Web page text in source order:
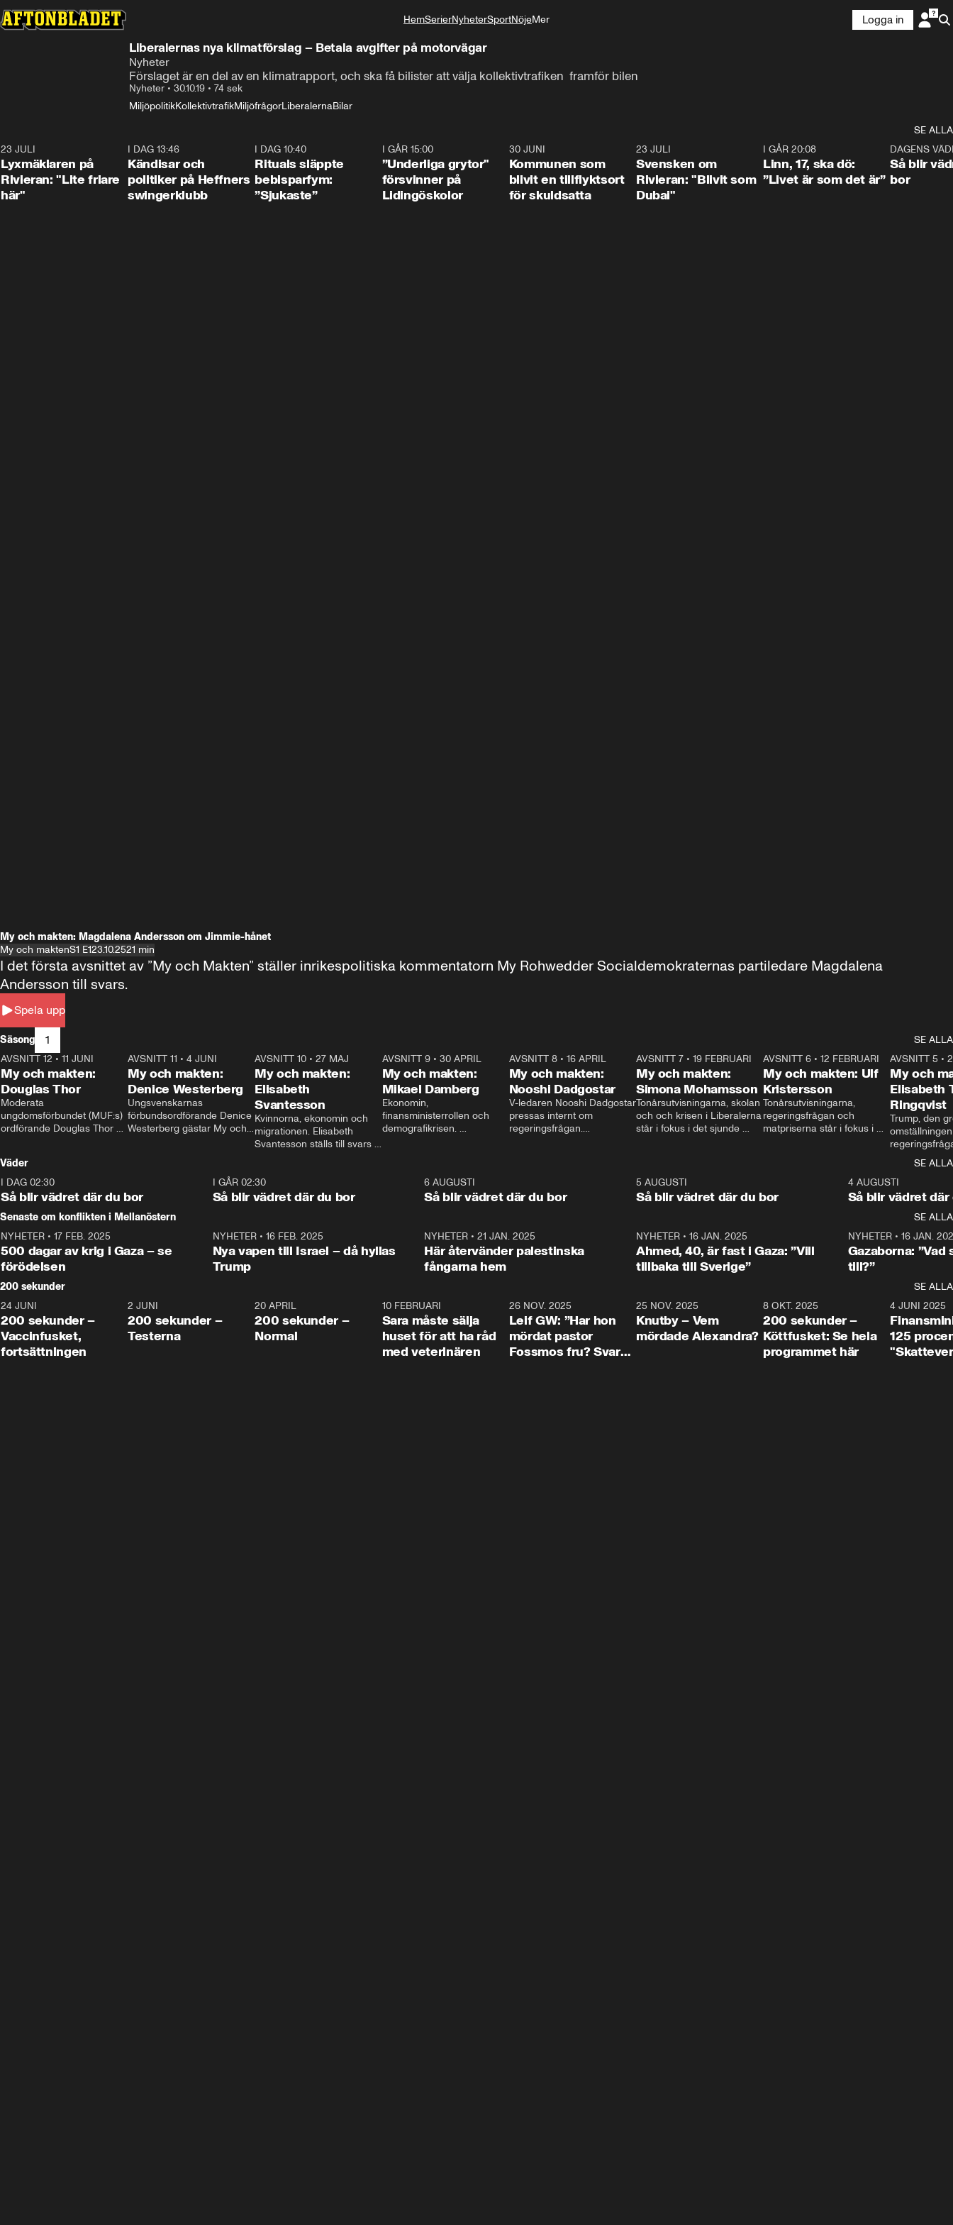
HemSerierNyheterSportNöjeMer
Logga in
Liberalernas nya klimatförslag – Betala avgifter på motorvägar
Nyheter
Förslaget är en del av en klimatrapport, och ska få bilister att välja kollektivtrafiken  framför bilen
Nyheter • 30.10.19 • 74 sek
MiljöpolitikKollektivtrafikMiljöfrågorLiberalernaBilar
SE ALLA
23 JULI
Lyxmäklaren på
Rivieran: "Lite friare
här"
I DAG 13:46
Kändisar och
politiker på Heffners
swingerklubb
I DAG 10:40
Rituals släppte
bebisparfym:
”Sjukaste”
I GÅR 15:00
”Underliga grytor"
försvinner på
Lidingöskolor
30 JUNI
Kommunen som
blivit en tillflyktsort
för skuldsatta
23 JULI
Svensken om
Rivieran: "Blivit som
Dubai"
I GÅR 20:08
Linn, 17, ska dö:
”Livet är som det är”
DAGENS
Så blir
bor
My och makten: Magdalena Andersson om Jimmie-hånet
My och maktenS1 E123.10.2521 min
Spela upp
I det första avsnittet av ”My och Makten” ställer inrikespolitiska kommentatorn My Rohwedder Socialdemokraternas partiledare Magdalena
Andersson till svars.
Säsong 1
SE ALLA
26:27
AVSNITT 12 • 11 JUNI
My och makten:
Douglas Thor
Moderata
ungdomsförbundet (MUF:s)
ordförande Douglas Thor
tonårsutvisningarna och hur
Moderaterna ska locka
väljare till valet i höst.
23:40
AVSNITT 11 •4 JUNI
My och makten:
Denice Westerberg
Ungsvenskarnas
förbundsordförande Denice
Westerberg gästar My och
AVSNITT 10 •27 MAJ
My och makten:
Elisabeth
Svantesson
Kvinnorna, ekonomin och
migrationen. Elisabeth
Svantesson ställs till svars
AVSNITT 9• 30 APRIL
My och makten:
Mikael Damberg
Ekonomin,
finansministerrollen och
demografikrisen.
och Makten.
AVSNITT 8• 16 APRIL
My och makten:
Nooshi Dadgostar
V-ledaren Nooshi Dadgostar
pressas internt om
regeringsfrågan.
– Vi ställer upp i val. Ska vi
vara med så sitter vi förstås
24:30
AVSNITT 7• 19 FEBRUARI
My och makten:
Simona Mohamsson
Tonårsutvisningarna, skolan
och och krisen i Liberalerna
står i fokus i det sjunde
kommentator My
Rohwedder ställer
utbildnings- och
Mohamsson till svars.
27:30
AVSNITT 6 •12 FEBRUARI
My och makten: Ulf
Kristersson
Tonårsutvisningarna,
regeringsfrågan och
matpriserna står i fokus i
Rohwedder ställer
statsminister Ulf Kristersson
AVSNITT 5 •
My och
Elisabeth
Ringqvist
Trump, den
centrum i
avsnittet av
Makten”. Se
Aftonbladets
Rohwedder
Thand Ring
Väder
SE ALLA
I DAG 02:30
Så blir vädret där du bor
1:06
I GÅR 02:30
Så blir vädret där du bor
6 AUGUSTI
Så blir vädret där du bor
5 AUGUSTI
Så blir vädret där du bor
4 AUGUSTI
Så blir vädret där
Senaste om konflikten i Mellanöstern
SE ALLA
NYHETER • 17 FEB. 2025
500 dagar av krig i Gaza – se
förödelsen
NYHETER• 16 FEB. 2025
Nya vapen till Israel – då hyllas
Trump
NYHETER •21 JAN. 2025
Här återvänder palestinska
fångarna hem
NYHETER• 16 JAN. 2025
Ahmed, 40, är fast i Gaza: ”Vill
tillbaka till Sverige”
NYHETER• 16 JAN.
Gazaborna:
till?”
200 sekunder
SE ALLA
5:00
24 JUNI
200 sekunder –
Vaccinfusket,
fortsättningen
4:23
2 JUNI
200 sekunder –
Testerna
20 APRIL
200 sekunder –
Normal
10 FEBRUARI
Sara måste sälja
huset för att ha råd
med veterinären
26 NOV. 2025
Leif GW: ”Har hon
mördat pastor
Fossmos fru? Svar
31:05
25 NOV. 2025
Knutby – Vem
mördade Alexandra?
4:29
8 OKT. 2025
200 sekunder –
Köttfusket: Se hela
programmet här
4 JUNI 2025
125